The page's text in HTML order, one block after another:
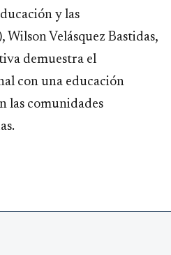
y las
Wilson Velásquez Bastidas,
demuestra el
con una educación
las comunidades